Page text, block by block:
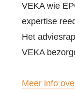
VEKA wie
expertise
Het
VEKA
Meer info